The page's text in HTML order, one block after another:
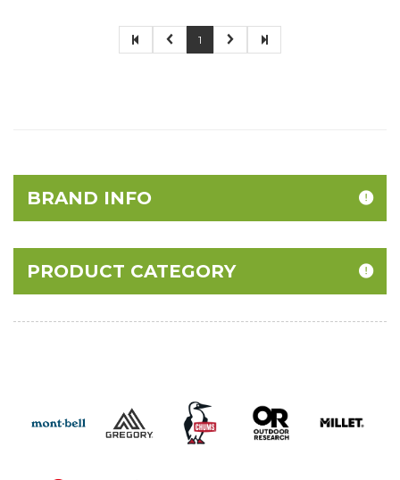
1
BRAND INFO
PRODUCT CATEGORY